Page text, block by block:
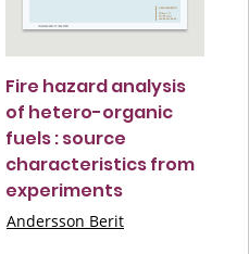
Fire hazard analysis
of hetero-organic
fuels : source
characteristics from
experiments
Andersson Berit